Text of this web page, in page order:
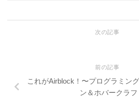
次の記事
前の記事
これがAirblock！〜プログラミン
ン＆ホバークラフ